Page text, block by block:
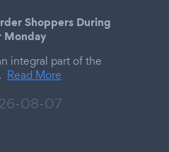
Shoppers During
Monday
integral part of the
Read More
08-07